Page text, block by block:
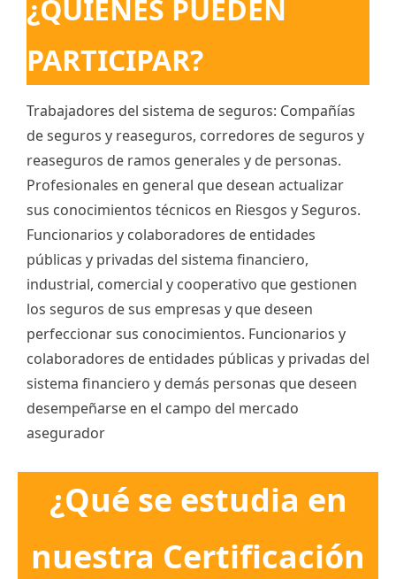
¿QUIÉNES PUEDEN
PARTICIPAR?
Trabajadores del sistema de seguros: Compañías
de seguros y reaseguros, corredores de seguros y
reaseguros de ramos generales y de personas.
Profesionales en general que desean actualizar
sus conocimientos técnicos en Riesgos y Seguros.
Funcionarios y colaboradores de entidades
públicas y privadas del sistema financiero,
industrial, comercial y cooperativo que gestionen
los seguros de sus empresas y que deseen
perfeccionar sus conocimientos. Funcionarios y
colaboradores de entidades públicas y privadas del
sistema financiero y demás personas que deseen
desempeñarse en el campo del mercado
asegurador
¿Qué se estudia en
nuestra Certificación